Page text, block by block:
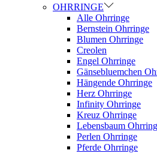
OHRRINGE
Alle Ohrringe
Bernstein Ohrringe
Blumen Ohrringe
Creolen
Engel Ohrringe
Gänsebluemchen
Hängende Ohrringe
Herz Ohrringe
Infinity Ohrringe
Kreuz Ohrringe
Lebensbaum
Perlen Ohrringe
Pferde Ohrringe